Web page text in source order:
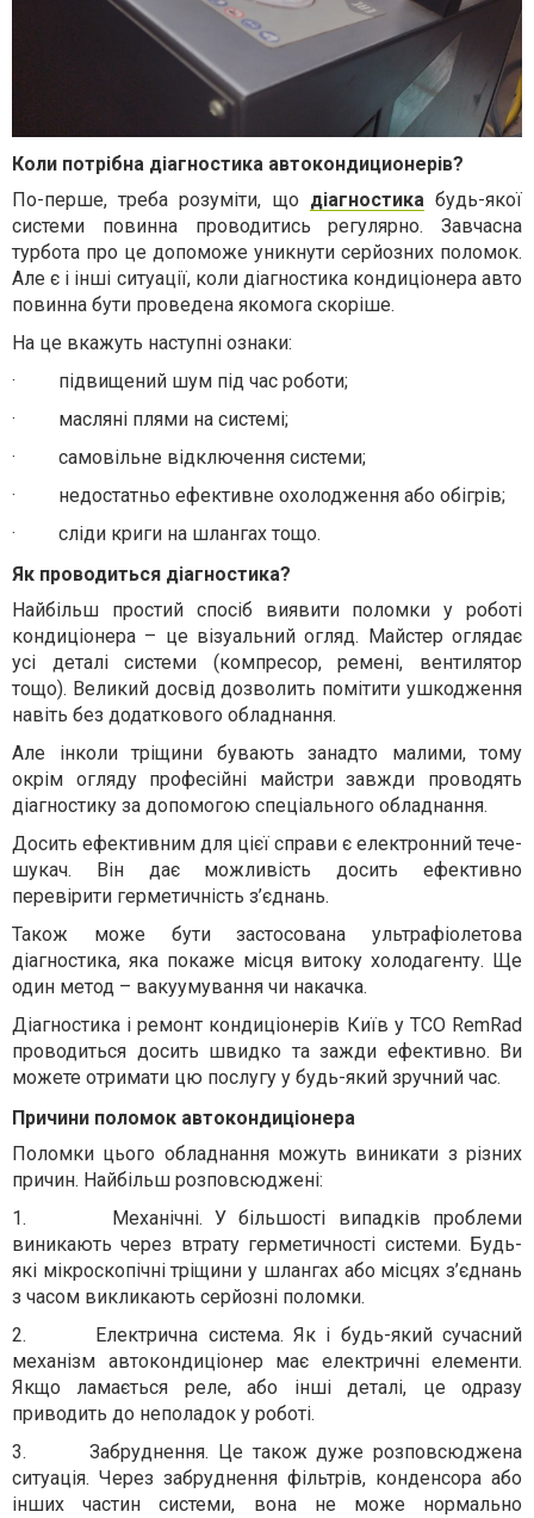
Коли потрібна діагностика автокондиционерів?
По-перше, треба розуміти, що діагностикабудь-якої
системи повинна проводитись регулярно. Завчасна
турбота про це допоможе уникнути серйозних поломок.
Але є і інші ситуації, коли діагностика кондиціонера авто
повинна бути проведена якомога скоріше.
На це вкажуть наступні ознаки:
·
підвищений шум під час роботи;
·
масляні плями на системі;
·
самовільне відключення системи;
·
недостатньо ефективне охолодження або обігрів;
·
сліди криги на шлангах тощо.
Як проводиться діагностика?
Найбільш простий спосіб виявити поломки у роботі
кондиціонера – це візуальний огляд. Майстер оглядає
усі деталі системи (компресор, ремені, вентилятор
тощо). Великий досвід дозволить помітити ушкодження
навіть без додаткового обладнання.
Але інколи тріщини бувають занадто малими, тому
окрім огляду професійні майстри завжди проводять
діагностику за допомогою спеціального обладнання.
Досить ефективним для цієї справи є електронний тече-
шукач. Він дає можливість досить ефективно
перевірити герметичність з’єднань.
Також може бути застосована ультрафіолетова
діагностика, яка покаже місця витоку холодагенту. Ще
один метод – вакуумування чи накачка.
Діагностика і ремонт кондиціонерів Київ у ТСО RеmRad
проводиться досить швидко тазажди ефективно. Ви
можете отримати цю послугу у будь-який зручний час.
Причини поломок автокондиціонера
Поломки цього обладнання можуть виникати з різних
причин. Найбільш розповсюджені:
1.
Механічні. У більшості випадків проблеми
виникають через втрату герметичності системи. Будь-
які мікроскопічні тріщини у шлангах або місцях з’єднань
з часом викликають серйозні поломки.
2.
Електрична система. Як і будь-який сучасний
механізм автокондиціонер має електричні елементи.
Якщо ламається реле, або інші деталі, це одразу
приводить до неполадок у роботі.
3.
Забруднення. Це також дуже розповсюджена
ситуація. Через забруднення фільтрів, конденсора або
інших частин системи, вона не може нормально